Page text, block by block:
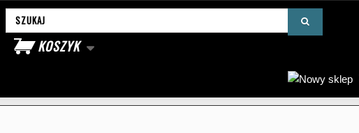
KOSZYK
Wyszukaj produkt